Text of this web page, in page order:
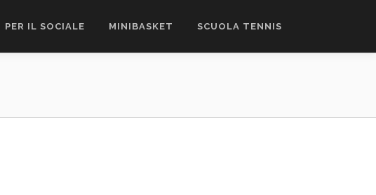
PER IL SOCIALE MINIBASKET SCUOLA TENNIS